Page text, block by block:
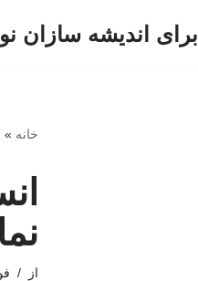
برای اندیشه سازان
خانه »
از